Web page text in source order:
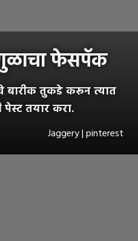
फेसपॅक
बारीक तुकडे करून त्यात
तयार करा.
Jaggery | pinterest